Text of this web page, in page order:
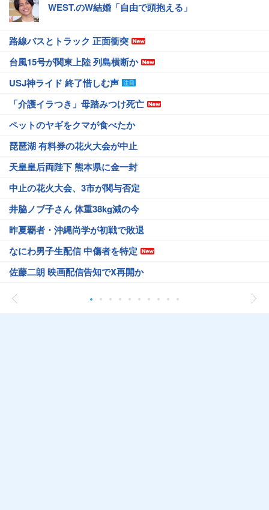
WEST.のW結婚「自由で頭抱える」
路線バスとトラック 正面衝突
台風15号が関東上陸 列島横断か
USJ神ライド 終了惜しむ声
「介護イラつき」母踏みつけ死亡
ペットのヤギをクマが食べたか
琵琶湖 有料券の花火大会が中止
天皇皇后両陛下 熊本県に金一封
中止の花火大会、3市が関与否定
井脇ノブ子さん 体重38kg減の今
昨夏覇者・沖縄尚学が初戦で敗退
なにわ男子生配信 中傷者を特定
佐藤二朗 映画配信告知でX再開か